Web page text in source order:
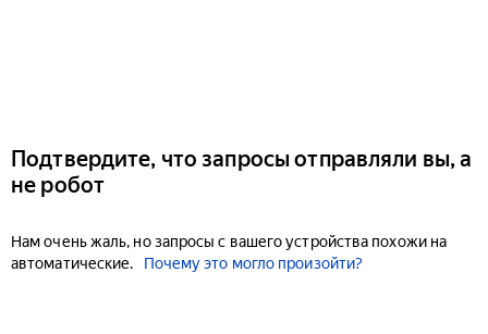
Подтвердите, что запросы отправляли вы, а
не робот
Нам очень жаль, но запросы с вашего устройства похожи на
автоматические.
Почему это могло произойти?